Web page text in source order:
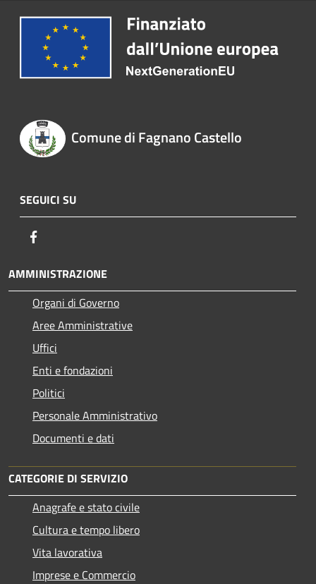
Comune di Fagnano Castello
SEGUICI SU
AMMINISTRAZIONE
Organi di Governo
Aree Amministrative
Uffici
Enti e fondazioni
Politici
Personale Amministrativo
Documenti e dati
CATEGORIE DI SERVIZIO
Anagrafe e stato civile
Cultura e tempo libero
Vita lavorativa
Imprese e Commercio